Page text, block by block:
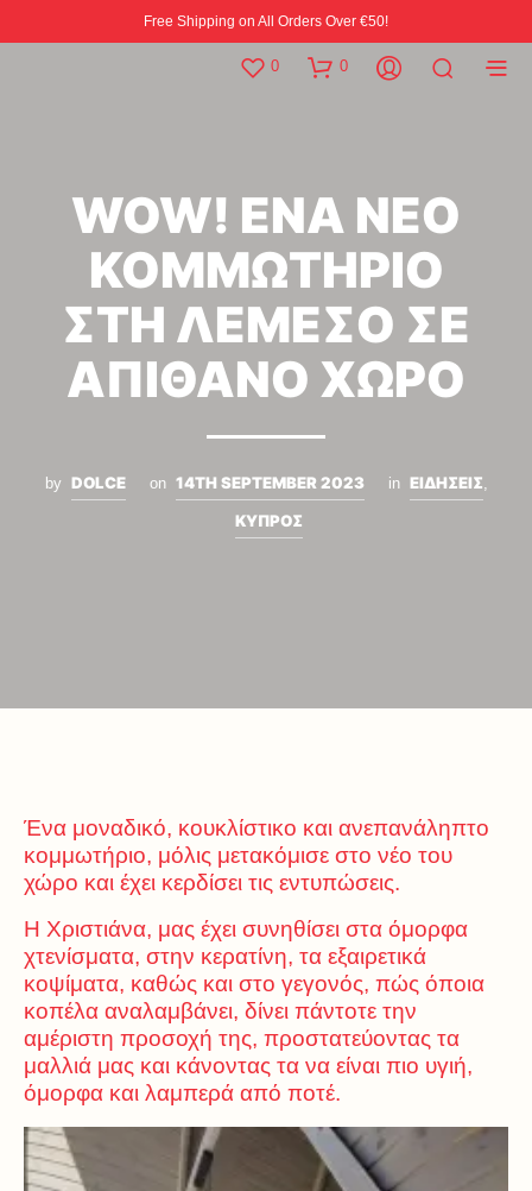
Free Shipping on All Orders Over €50!
0 0
WOW! ΕΝΑ ΝΕΟ
ΚΟΜΜΩΤΗΡΙΟ
ΣΤΗ ΛΕΜΕΣΟ ΣΕ
ΑΠΙΘΑΝΟ ΧΩΡΟ
by DOLCE on 14TH SEPTEMBER 2023 in ΕΙΔΗΣΕΙΣ,
ΚΥΠΡΟΣ
Ένα μοναδικό, κουκλίστικο και ανεπανάληπτο
κομμωτήριο, μόλις μετακόμισε στο νέο του
χώρο και έχει κερδίσει τις εντυπώσεις.
Η Χριστιάνα, μας έχει συνηθίσει στα όμορφα
χτενίσματα, στην κερατίνη, τα εξαιρετικά
κοψίματα, καθώς και στο γεγονός, πώς όποια
κοπέλα αναλαμβάνει, δίνει πάντοτε την
αμέριστη προσοχή της, προστατεύοντας τα
μαλλιά μας και κάνοντας τα να είναι πιο υγιή,
όμορφα και λαμπερά από ποτέ.